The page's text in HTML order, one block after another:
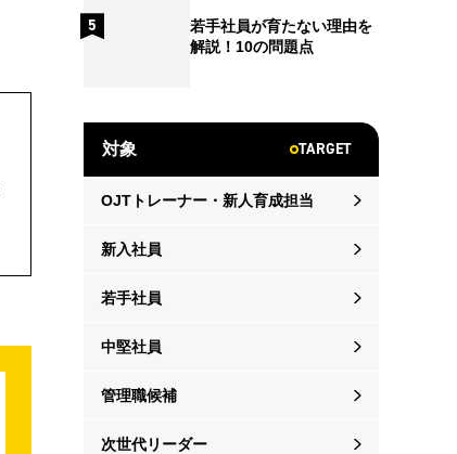
若手社員が育たない理由を
解説！10の問題点
対象 TARGET
OJTトレーナー・新人育成担当
新入社員
若手社員
中堅社員
管理職候補
次世代リーダー